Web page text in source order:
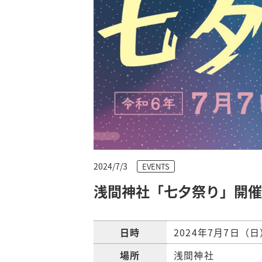
浅間神社「七夕祭り」開催
2024/7/3 EVENTS
日時
2024年7月7日（
場所
浅間神社